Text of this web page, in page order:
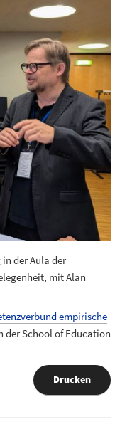
der Aula der
mit Alan
empirische
der School of Education
Drucken